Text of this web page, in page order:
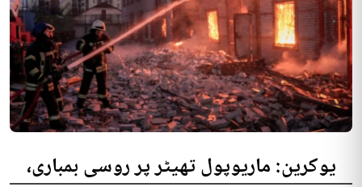
یوکرین: ماریوپول تھیٹر پر روسی بمباری،